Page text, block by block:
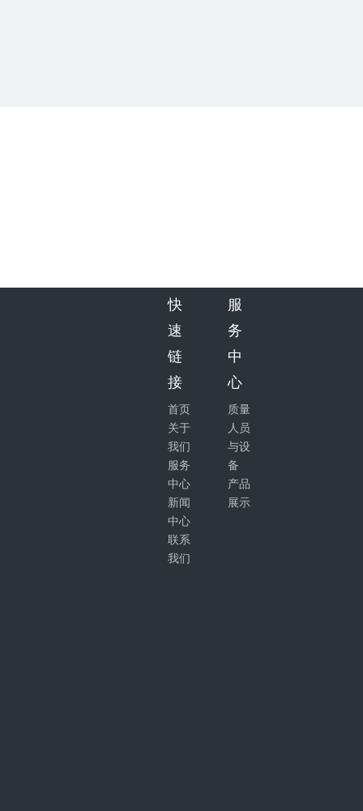
快
速
链
接
首页
关于
我们
服务
中心
新闻
中心
联系
我们
服
务
中
心
质量
人员
与设
备
产品
展示